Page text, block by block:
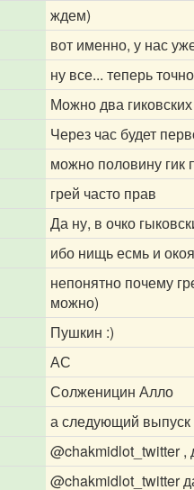
ждем)
вот именно, у нас
ну все... теперь
Можно два
Через час будет
можно половину гик
грей часто прав
Да ну, в очко
ибо нищь есмь и
непонятно почему
можно)
Пушкин :)
АС
Солженицин Алло
а следующий
@chakmidlot_twitter,
@chakmidlot_twitter